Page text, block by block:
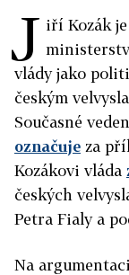
J iří Kozák je
vlády jako
českým
Současné
označuje za
Kozákovi vláda
českých
Petra Fialy a
Na